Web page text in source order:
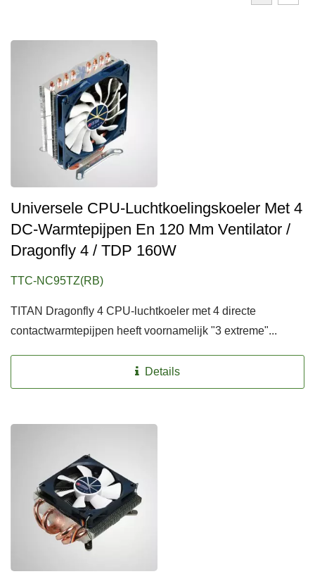
Universele CPU-Luchtkoelingskoeler Met 4
DC-Warmtepijpen En 120 Mm Ventilator /
Dragonfly 4 / TDP 160W
TTC-NC95TZ(RB)
TITAN Dragonfly 4 CPU-luchtkoeler met 4 directe
contactwarmtepijpen heeft voornamelijk "3 extreme"...
Details